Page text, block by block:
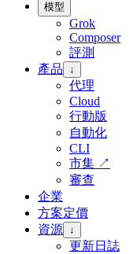
模型
Grok
Composer
評測
產品
↓
代理
Cloud
行動版
自動化
CLI
市集 ↗
審查
企業
方案定價
資源 ↓
更新日誌